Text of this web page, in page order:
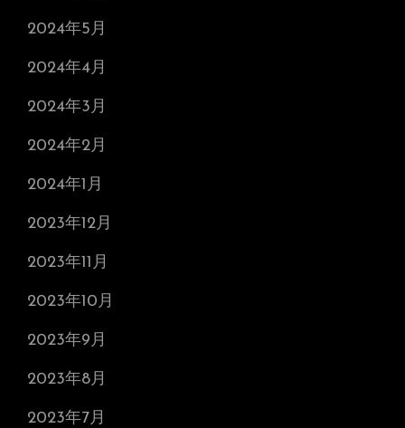
2024年5月
2024年4月
2024年3月
2024年2月
2024年1月
2023年12月
2023年11月
2023年10月
2023年9月
2023年8月
2023年7月